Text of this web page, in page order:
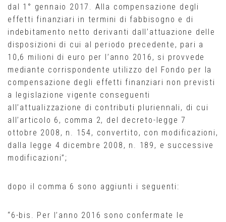
dal 1° gennaio 2017. Alla compensazione degli
effetti finanziari in termini di fabbisogno e di
indebitamento netto derivanti dall’attuazione delle
disposizioni di cui al periodo precedente, pari a
10,6 milioni di euro per l’anno 2016, si provvede
mediante corrispondente utilizzo del Fondo per la
compensazione degli effetti finanziari non previsti
a legislazione vigente conseguenti
all’attualizzazione di contributi pluriennali, di cui
all’articolo 6, comma 2, del decreto-legge 7
ottobre 2008, n. 154, convertito, con modificazioni,
dalla legge 4 dicembre 2008, n. 189, e successive
modificazioni”;
dopo il comma 6 sono aggiunti i seguenti:
“6-bis. Per l’anno 2016 sono confermate le